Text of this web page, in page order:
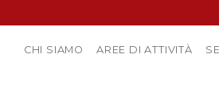
CHI SIAMO AREE DI ATTIVITÀ